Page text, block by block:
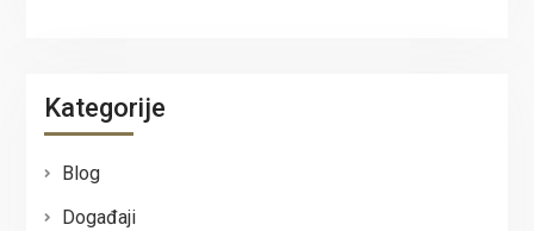
Kategorije
Blog
Događaji